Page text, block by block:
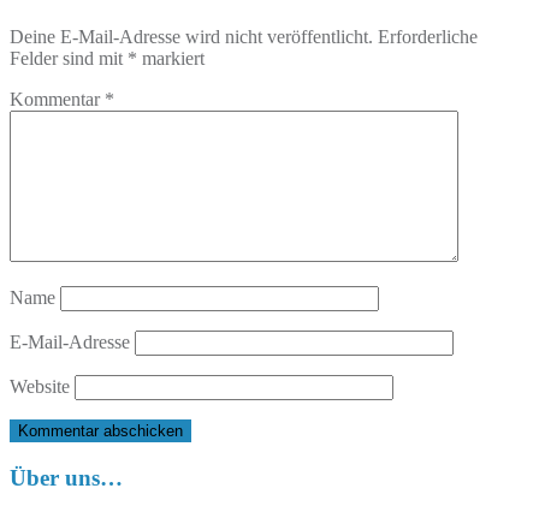
Deine E-Mail-Adresse wird nicht veröffentlicht. Erforderliche
Felder sind mit * markiert
Kommentar *
Name
E-Mail-Adresse
Website
Über uns…